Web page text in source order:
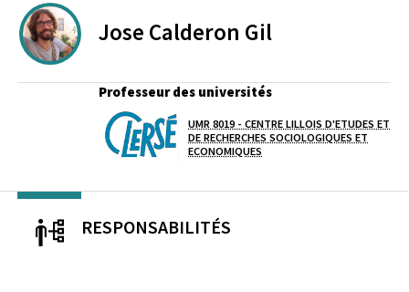
Jose Calderon Gil
Professeur des universités
Laboratoire / équipe
UMR 8019 - CENTRE LILLOIS D'ETUDES ET
DE RECHERCHES SOCIOLOGIQUES ET
ECONOMIQUES
RESPONSABILITÉS